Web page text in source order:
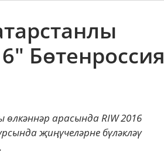
Бөтенроссия
арасында RIW 2016
җиңүчеләрне бүләкләү